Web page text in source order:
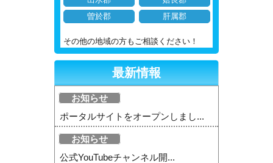
曽於郡
肝属郡
その他の地域の方もご相談ください！
最新情報
お知らせ
ポータルサイトをオープンしまし...
お知らせ
公式YouTubeチャンネル開...